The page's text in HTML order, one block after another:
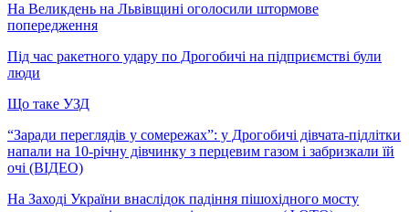
На Великдень на Львівщині оголосили штормове
попередження
Під час ракетного удару по Дрогобичі на підприємстві були
люди
Що таке УЗД
“Заради переглядів у сомережах”: у Дрогобичі дівчата-підлітки
напали на 10-річну дівчинку з перцевим газом і забризкали їй
очі (ВІДЕО)
На Заході України внаслідок падіння пішохідного мосту